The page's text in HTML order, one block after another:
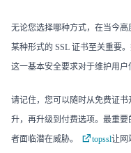
无论您选择哪种方式，在当今
某种形式的 SSL 证书至关重要
这一基本安全要求对于维护用户
请记住，您可以随时从免费证
升，再升级到付费选项。最重
者面临潜在威胁。
topssl让网